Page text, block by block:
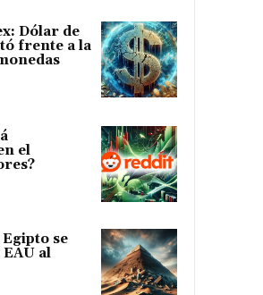
Dólar de
frente a la
el
se
al